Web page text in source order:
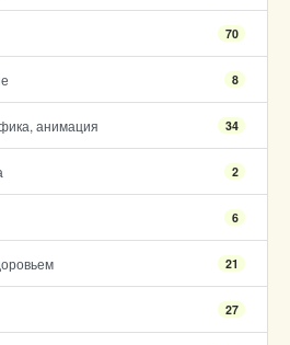
70
8
анимация 34
2
6
21
27